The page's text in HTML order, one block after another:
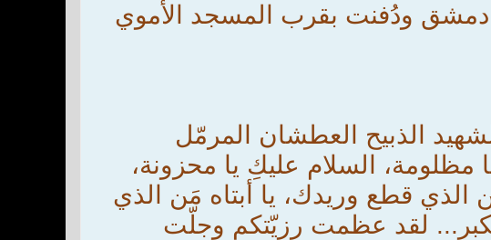
في 5 صفر 61ه في مدينة دمشق ودُفنت بقرب المسجد الأُموي
الذبيح العطشان المرمّل
مظلومة، السلام عليكِ يا محزونة،
الذي قطع وريدك، يا أبتاه مَن الذي
تكبر... لقد عظمت رزيّتكم وجلّت